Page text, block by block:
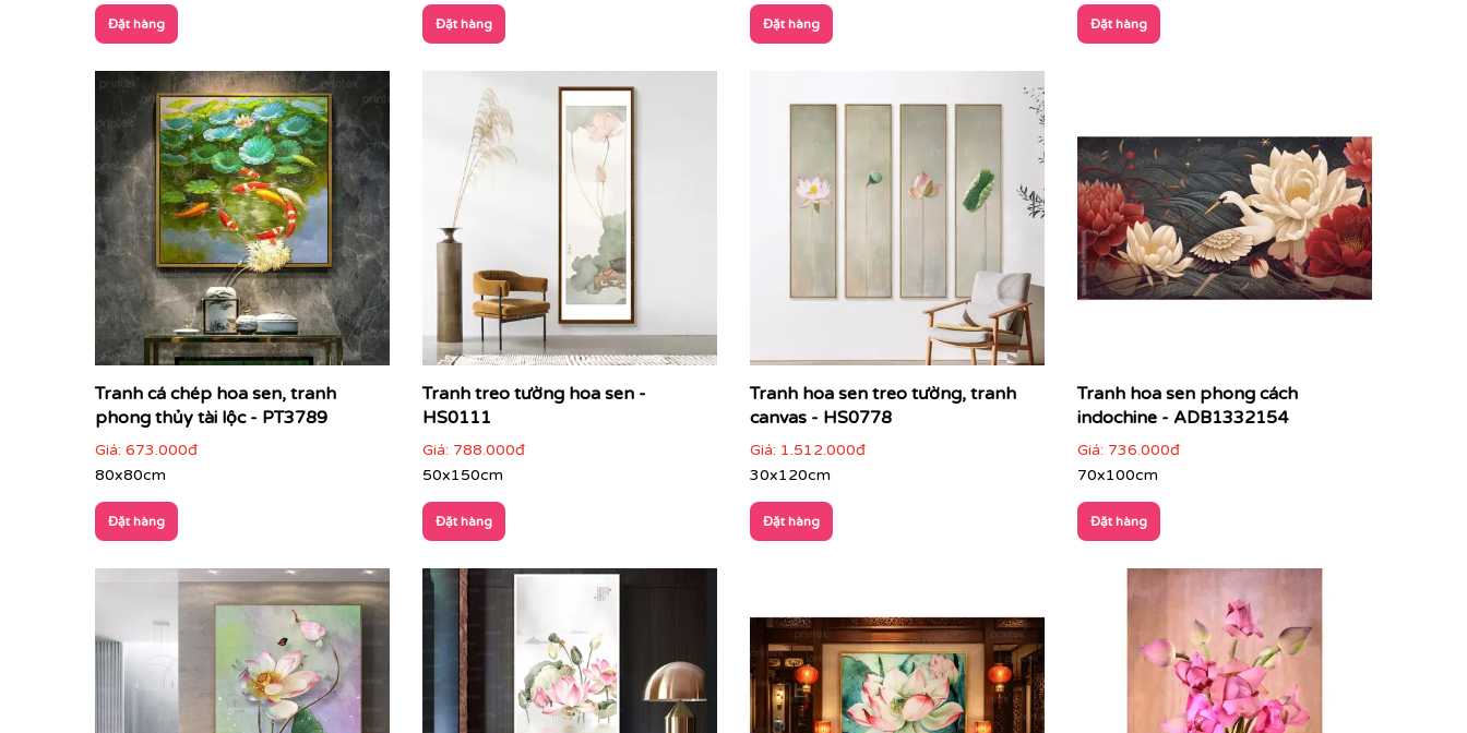
Điểm đặc trưng của tranh hoa sen
Biểu tượng tinh thần sâu sắc
: hoa sen đại diện cho sự thanh cao, an nhiên và trí tuệ
Hình ảnh mềm mại, tinh tế : dễ tạo cảm giác thư giãn, nhẹ nhàng
Màu sắc trang nhã: trắng, hồng, be, xanh nhạt… phù hợp nhiều phong cách nội thất
Đặt hàng Đặt hàng Đặt hàng Đặt hàng
Tranh cá chép hoa sen, tranh
phong thủy tài lộc - PT3789
Giá: 673.000đ
80x80cm
Đặt hàng
Tranh treo tường hoa sen -
HS0111
Giá: 788.000đ
50x150cm
Đặt hàng
Tranh hoa sen treo tường, tranh
canvas - HS0778
Giá: 1.512.000đ
30x120cm
Đặt hàng
Tranh hoa sen phong cách
indochine - ADB1332154
Giá: 736.000đ
70x100cm
Đặt hàng